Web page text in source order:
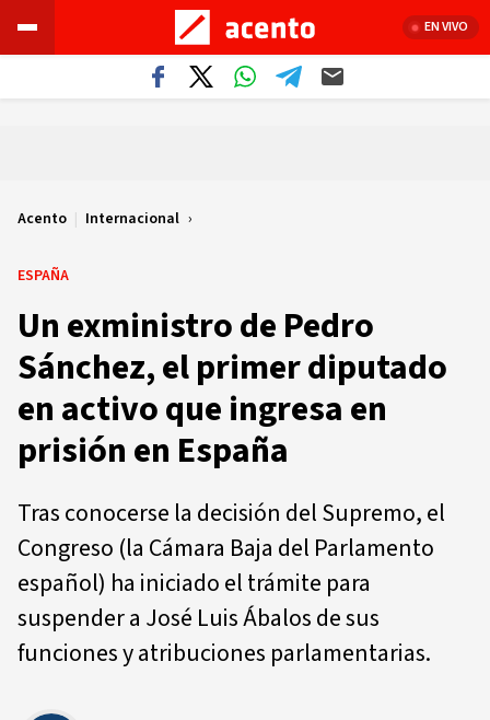
EN VIVO
Acento | Internacional
ESPAÑA
Un exministro de Pedro
Sánchez, el primer diputado
en activo que ingresa en
prisión en España
Tras conocerse la decisión del Supremo, el
Congreso (la Cámara Baja del Parlamento
español) ha iniciado el trámite para
suspender a José Luis Ábalos de sus
funciones y atribuciones parlamentarias.